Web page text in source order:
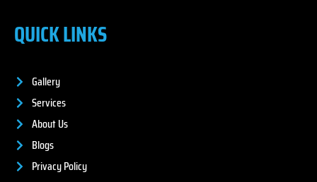
QUICK LINKS
Gallery
Services
About Us
Blogs
Privacy Policy